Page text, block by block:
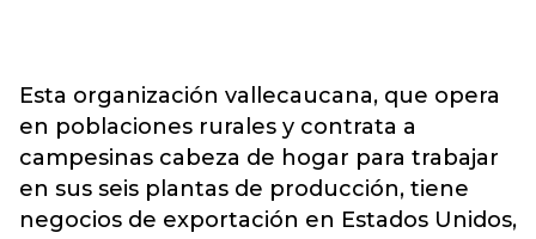
Esta organización vallecaucana, que opera
en poblaciones rurales y contrata a
campesinas cabeza de hogar para trabajar
en sus seis plantas de producción, tiene
negocios de exportación en Estados Unidos,